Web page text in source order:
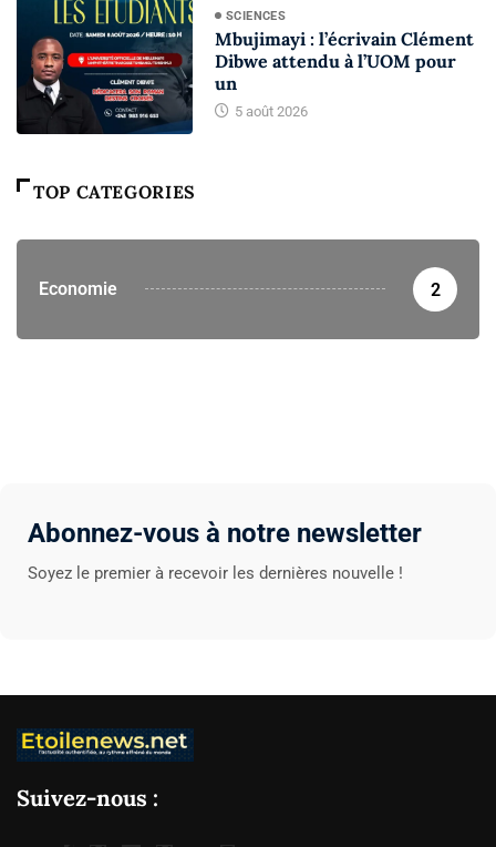
SCIENCES
Mbujimayi : l’écrivain Clément
Dibwe attendu à l’UOM pour
un
5 août 2026
TOP CATEGORIES
Economie 2
Abonnez-vous à notre newsletter
Soyez le premier à recevoir les dernières nouvelle !
Suivez-nous :